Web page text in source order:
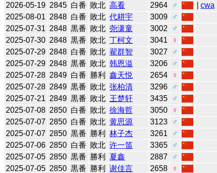
2026-05-19 2845 白番 敗北 高看 2964 ♂ |cwa
2025-08-01 2848 白番 敗北 代耕宇 3009
♂
2025-07-31 2848 黒番 敗北 尧潇童 3002
♂
2025-07-30 2848 黒番 敗北 丁柯文 3041
♀
2025-07-29 2848 白番 敗北 翟群智 3027
♂
2025-07-29 2848 黒番 敗北 韩恩溢 3206
♂
2025-07-28 2849 白番 勝利 鑫天悦 2654
♀
2025-07-28 2849 黒番 敗北 张柏清 3296
♂
2025-07-21 2849 黒番 敗北 王楚轩 3435
♂
2025-07-08 2850 白番 敗北 徐海哲 3050
♀
2025-07-07 2850 白番 敗北 黄思源 3123
♂
2025-07-07 2850 黒番 勝利 林子杰 3261
♂
2025-07-06 2850 白番 敗北 许一笛 3365
♂
2025-07-05 2850 黒番 勝利 夏鑫 2887
♂
2025-07-05 2850 黒番 勝利 谢佳言 2658
♀